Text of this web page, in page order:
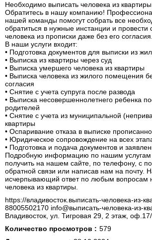
Необходимо выписать человека из
Обратитесь в нашу компанию!
нашей команды помогут собрать все
обратиться в нужные инстанции и провести
человека из прописки даже без его согласия.
В наши услуги входит:
• Подготовка документов для выписки из
• Выписка из квартиры через суд
• Выписка умершего человека из квартиры
• Выписка человека из жилого помещения
согласия
• Снятие с учета супруга после развода
• Выписка несовершеннолетнего ребенка
родителей
• Снятие с учета из муниципальной
квартиры
• Оспаривание отказа в выписке
• Юридическое сопровождение на всех
• Подготовка и подача документов и
Подробную информацию по нашим
получить на нашем сайте, по телефону, с
обратной связи или написав нам на почту.
исчерпывающий ответ по любым вопросам
человека из квартиры.
https://владивосток.выписать-человека-из-
88005502170 info@выписать-человека-из-
Владивосток, ул. Тигровая 29, 2 этаж,
Количество просмотров : 579